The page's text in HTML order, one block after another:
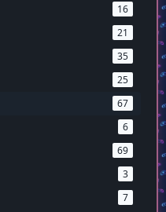
16
21
35
25
67
6
69
3
7